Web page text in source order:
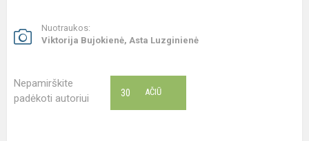
Nuotraukos:
Viktorija Bujokienė, Asta Luzginienė
Nepamirškite
padėkoti autoriui
AČIŪ
30